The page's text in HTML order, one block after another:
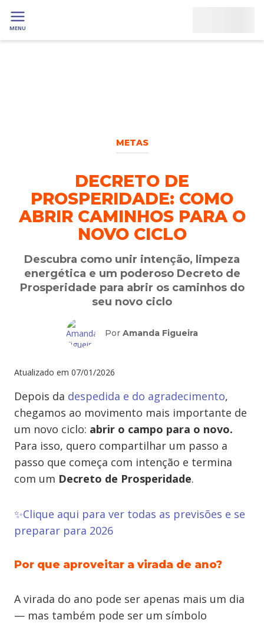
MENU
METAS
DECRETO DE
PROSPERIDADE: COMO
ABRIR CAMINHOS PARA O
NOVO CICLO
Descubra como unir intenção, limpeza
energética e um poderoso Decreto de
Prosperidade para abrir os caminhos do
seu novo ciclo
Por Amanda Figueira
Atualizado em 07/01/2026
Depois da despedida e do agradecimento,
chegamos ao movimento mais importante de
um novo ciclo: abrir o campo para o novo.
Para isso, quero compartilhar um passo a
passo que começa com intenção e termina
com um Decreto de Prosperidade.
✨Clique aqui para ver todas as previsões e se
preparar para 2026
Por que aproveitar a virada de ano?
A virada do ano pode ser apenas mais um dia
— mas também pode ser um símbolo